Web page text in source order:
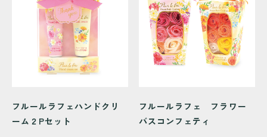
フルールラフェハンドクリ
ーム２Pセット
フルールラフェ フラワー
バスコンフェティ